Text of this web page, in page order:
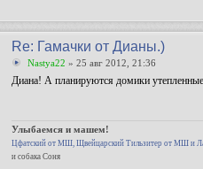
Re: Гамачки от Дианы.)
Nastya22 » 25 авг 2012, 21:36
Диана! А планируются домики
Улыбаемся и машем!
Цфатский от МШ, Щвейцарский Тильзитер от МШ и
и собака Соня